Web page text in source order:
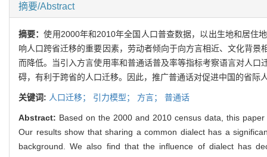
摘要/Abstract
摘要：使用2000年和2010年全国人口普查数据，以出生地和居住
响人口跨省迁移的重要因素，劳动者倾向于向方言相近、文化背
而降低。当引入方言使用率和普通话普及率等指标考察语言对人
碍，有利于跨省的人口迁移。因此，推广普通话对促进中国的省际
关键词: 人口迁移； 引力模型； 方言； 普通话
Abstract: Based on the 2000 and 2010 census data, this
Our results show that sharing a common dialect has a
background. We also find that the influence of dialect has